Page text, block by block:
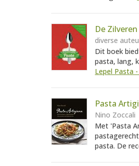
De
diverse
Dit boek
pasta, lang,
Lepel Pasta
Pasta
Nino Zoccali
Met 'Pasta
pasta. De